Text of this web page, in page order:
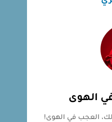
الهوى
العجب في الهوى!